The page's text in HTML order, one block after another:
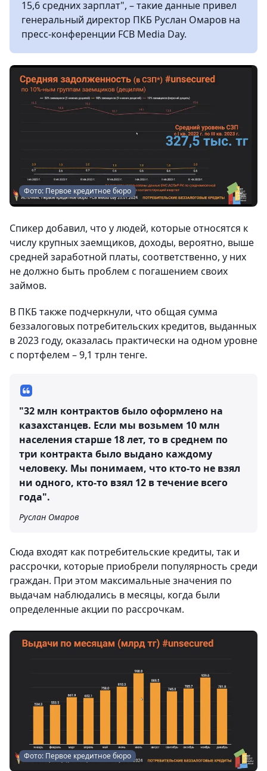
15,6 средних зарплат", – такие данные привел
генеральный директор ПКБ Руслан Омаров на
пресс-конференции FCB Media Day.
Фото: Первое кредитное бюро
Спикер добавил, что у людей, которые относятся к
числу крупных заемщиков, доходы, вероятно, выше
средней заработной платы, соответственно, у них
не должно быть проблем с погашением своих
займов.
В ПКБ также подчеркнули, что общая сумма
беззалоговых потребительских кредитов, выданных
в 2023 году, оказалась практически на одном уровне
с портфелем – 9,1 трлн тенге.
"32 млн контрактов было оформлено на
казахстанцев. Если мы возьмем 10 млн
населения старше 18 лет, то в среднем по
три контракта было выдано каждому
человеку. Мы понимаем, что кто-то не взял
ни одного, кто-то взял 12 в течение всего
года".
Руслан Омаров
Сюда входят как потребительские кредиты, так и
рассрочки, которые приобрели популярность среди
граждан. При этом максимальные значения по
выдачам наблюдались в месяцы, когда были
определенные акции по рассрочкам.
Фото: Первое кредитное бюро